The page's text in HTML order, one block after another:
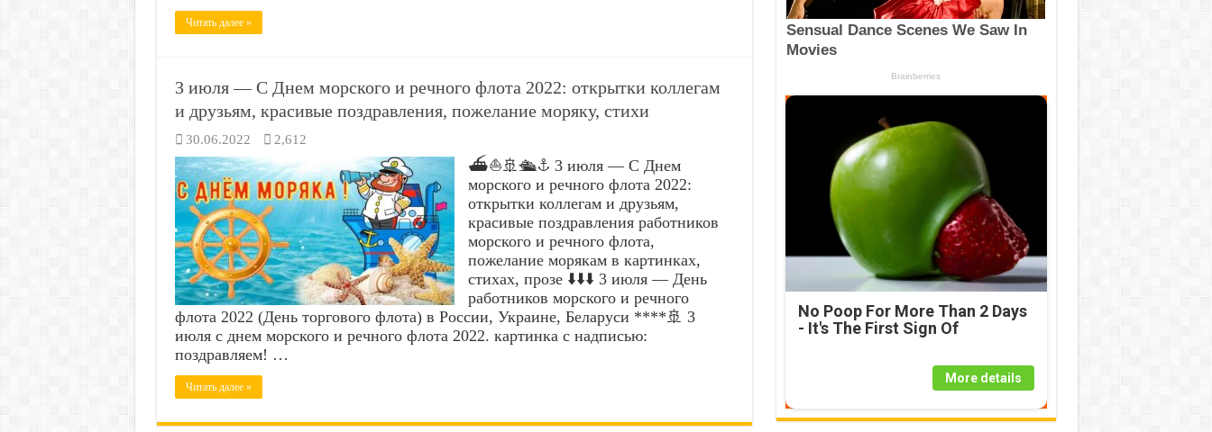
Читать далее »
3 июля — С Днем морского и речного флота 2022: открытки коллегам
и друзьям, красивые поздравления, пожелание моряку, стихи
30.06.2022 2,612
⛴️⛵🚢🛳️⚓ 3 июля — С Днем
морского и речного флота 2022:
открытки коллегам и друзьям,
красивые поздравления работников
морского и речного флота,
пожелание морякам в картинках,
стихах, прозе ⬇️⬇️⬇️ 3 июля — День
работников морского и речного
флота 2022 (День торгового флота) в России, Украине, Беларуси ****🚢 3
июля с днем морского и речного флота 2022. картинка с надписью:
поздравляем! …
Читать далее »
No Poop For More Than 2 Days
- It's The First Sign Of
More details